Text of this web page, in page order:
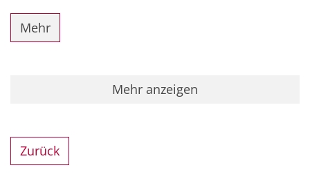
Mehr
Mehr anzeigen
Zurück